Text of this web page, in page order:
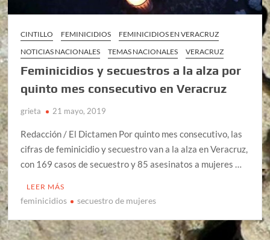
CINTILLO FEMINICIDIOS
FEMINICIDIOS EN VERACRUZ
NOTICIAS NACIONALES
TEMAS NACIONALES VERACRUZ
Feminicidios y secuestros a la alza por
quinto mes consecutivo en Veracruz
grieta 21 mayo, 2019
Redacción / El Dictamen Por quinto mes consecutivo, las
cifras de feminicidio y secuestro van a la alza en Veracruz,
con 169 casos de secuestro y 85 asesinatos a mujeres …
LEER MÁS
feminicidios secuestro de mujeres